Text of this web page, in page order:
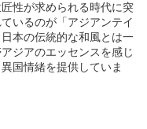
性が求められる時代に突
いるのが「アジアンテイ
本の伝統的な和風とは一
ジアのエッセンスを感じ
国情緒を提供していま